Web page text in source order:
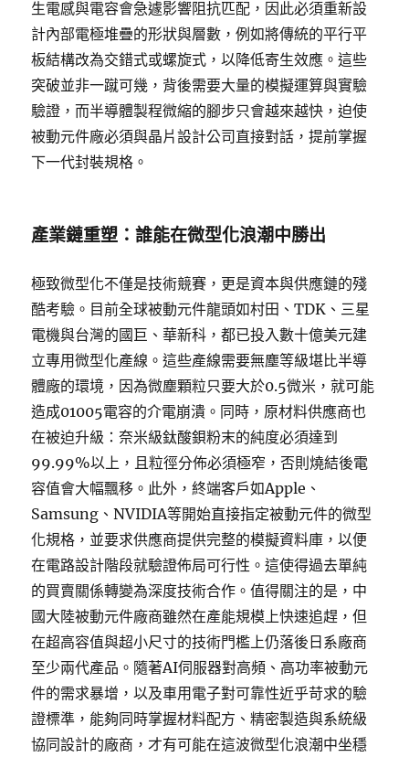
生電感與電容會急遽影響阻抗匹配，因此必須重新設
計內部電極堆疊的形狀與層數，例如將傳統的平行平
板結構改為交錯式或螺旋式，以降低寄生效應。這些
突破並非一蹴可幾，背後需要大量的模擬運算與實驗
驗證，而半導體製程微縮的腳步只會越來越快，迫使
被動元件廠必須與晶片設計公司直接對話，提前掌握
下一代封裝規格。
產業鏈重塑：誰能在微型化浪潮中勝出
極致微型化不僅是技術競賽，更是資本與供應鏈的殘
酷考驗。目前全球被動元件龍頭如村田、TDK、三星
電機與台灣的國巨、華新科，都已投入數十億美元建
立專用微型化產線。這些產線需要無塵等級堪比半導
體廠的環境，因為微塵顆粒只要大於0.5微米，就可能
造成01005電容的介電崩潰。同時，原材料供應商也
在被迫升級：奈米級鈦酸鋇粉末的純度必須達到
99.99%以上，且粒徑分佈必須極窄，否則燒結後電
容值會大幅飄移。此外，終端客戶如Apple、
Samsung、NVIDIA等開始直接指定被動元件的微型
化規格，並要求供應商提供完整的模擬資料庫，以便
在電路設計階段就驗證佈局可行性。這使得過去單純
的買賣關係轉變為深度技術合作。值得關注的是，中
國大陸被動元件廠商雖然在產能規模上快速追趕，但
在超高容值與超小尺寸的技術門檻上仍落後日系廠商
至少兩代產品。隨著AI伺服器對高頻、高功率被動元
件的需求暴增，以及車用電子對可靠性近乎苛求的驗
證標準，能夠同時掌握材料配方、精密製造與系統級
協同設計的廠商，才有可能在這波微型化浪潮中坐穩